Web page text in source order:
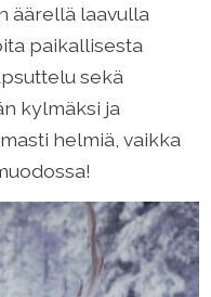
äärellä laavulla
paikallisesta
sekä
kylmäksi ja
helmiä, vaikka